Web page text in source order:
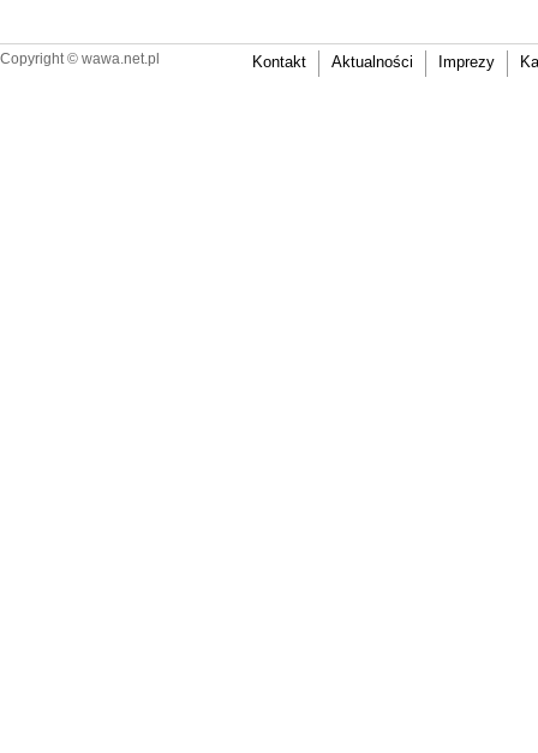
Copyright © wawa.net.pl Kontakt Aktualności Imprezy